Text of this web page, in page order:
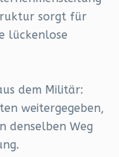
sorgt für
lückenlose
dem Militär:
weitergegeben,
denselben Weg